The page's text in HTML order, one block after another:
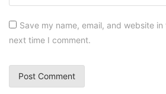
Save my name, email, and website
next time I comment.